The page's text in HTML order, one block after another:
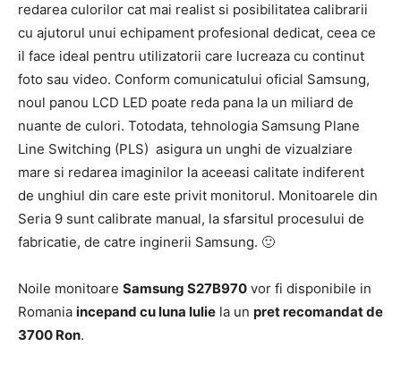
redarea culorilor cat mai realist si posibilitatea calibrarii
cu ajutorul unui echipament profesional dedicat, ceea ce
il face ideal pentru utilizatorii care lucreaza cu continut
foto sau video. Conform comunicatului oficial Samsung,
noul panou LCD LED poate reda pana la un miliard de
nuante de culori. Totodata, tehnologia Samsung Plane
Line Switching (PLS) asigura un unghi de vizualziare
mare si redarea imaginilor la aceeasi calitate indiferent
de unghiul din care este privit monitorul. Monitoarele din
Seria 9 sunt calibrate manual, la sfarsitul procesului de
fabricatie, de catre inginerii Samsung. 🙂
Noile monitoare Samsung S27B970 vor fi disponibile in
Romania incepand cu luna Iulie la un pret recomandat de
3700 Ron.